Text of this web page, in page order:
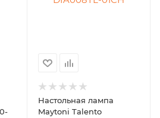
Настольная лампа
Maytoni Talento